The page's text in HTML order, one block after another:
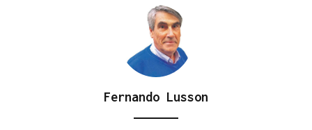
Fernando Lusson